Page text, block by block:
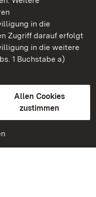
in die
Zugriff darauf erfolgt
in die weitere
1 Buchstabe a)
Allen Cookies
zustimmen
Württemberg